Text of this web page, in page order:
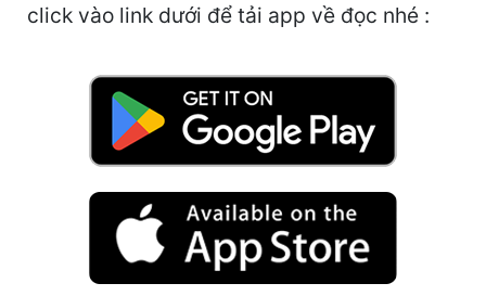
Hệ Thống
Khoa Huyễn Không Gian
click vào link dưới để tải app về đọc nhé :